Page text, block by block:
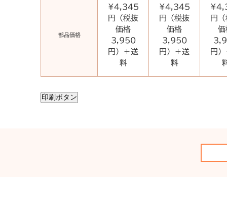
部品価格
¥4,345
円（税抜
価格
3,950
円）＋送
料
¥4,345
円（税抜
価格
3,950
円）＋送
料
円
価
円